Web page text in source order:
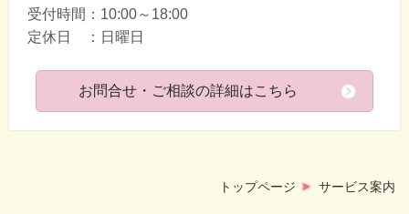
受付時間：10:00～18:00
定休日 ：日曜日
お問合せ・ご相談の詳細はこちら
トップページ サービス案内